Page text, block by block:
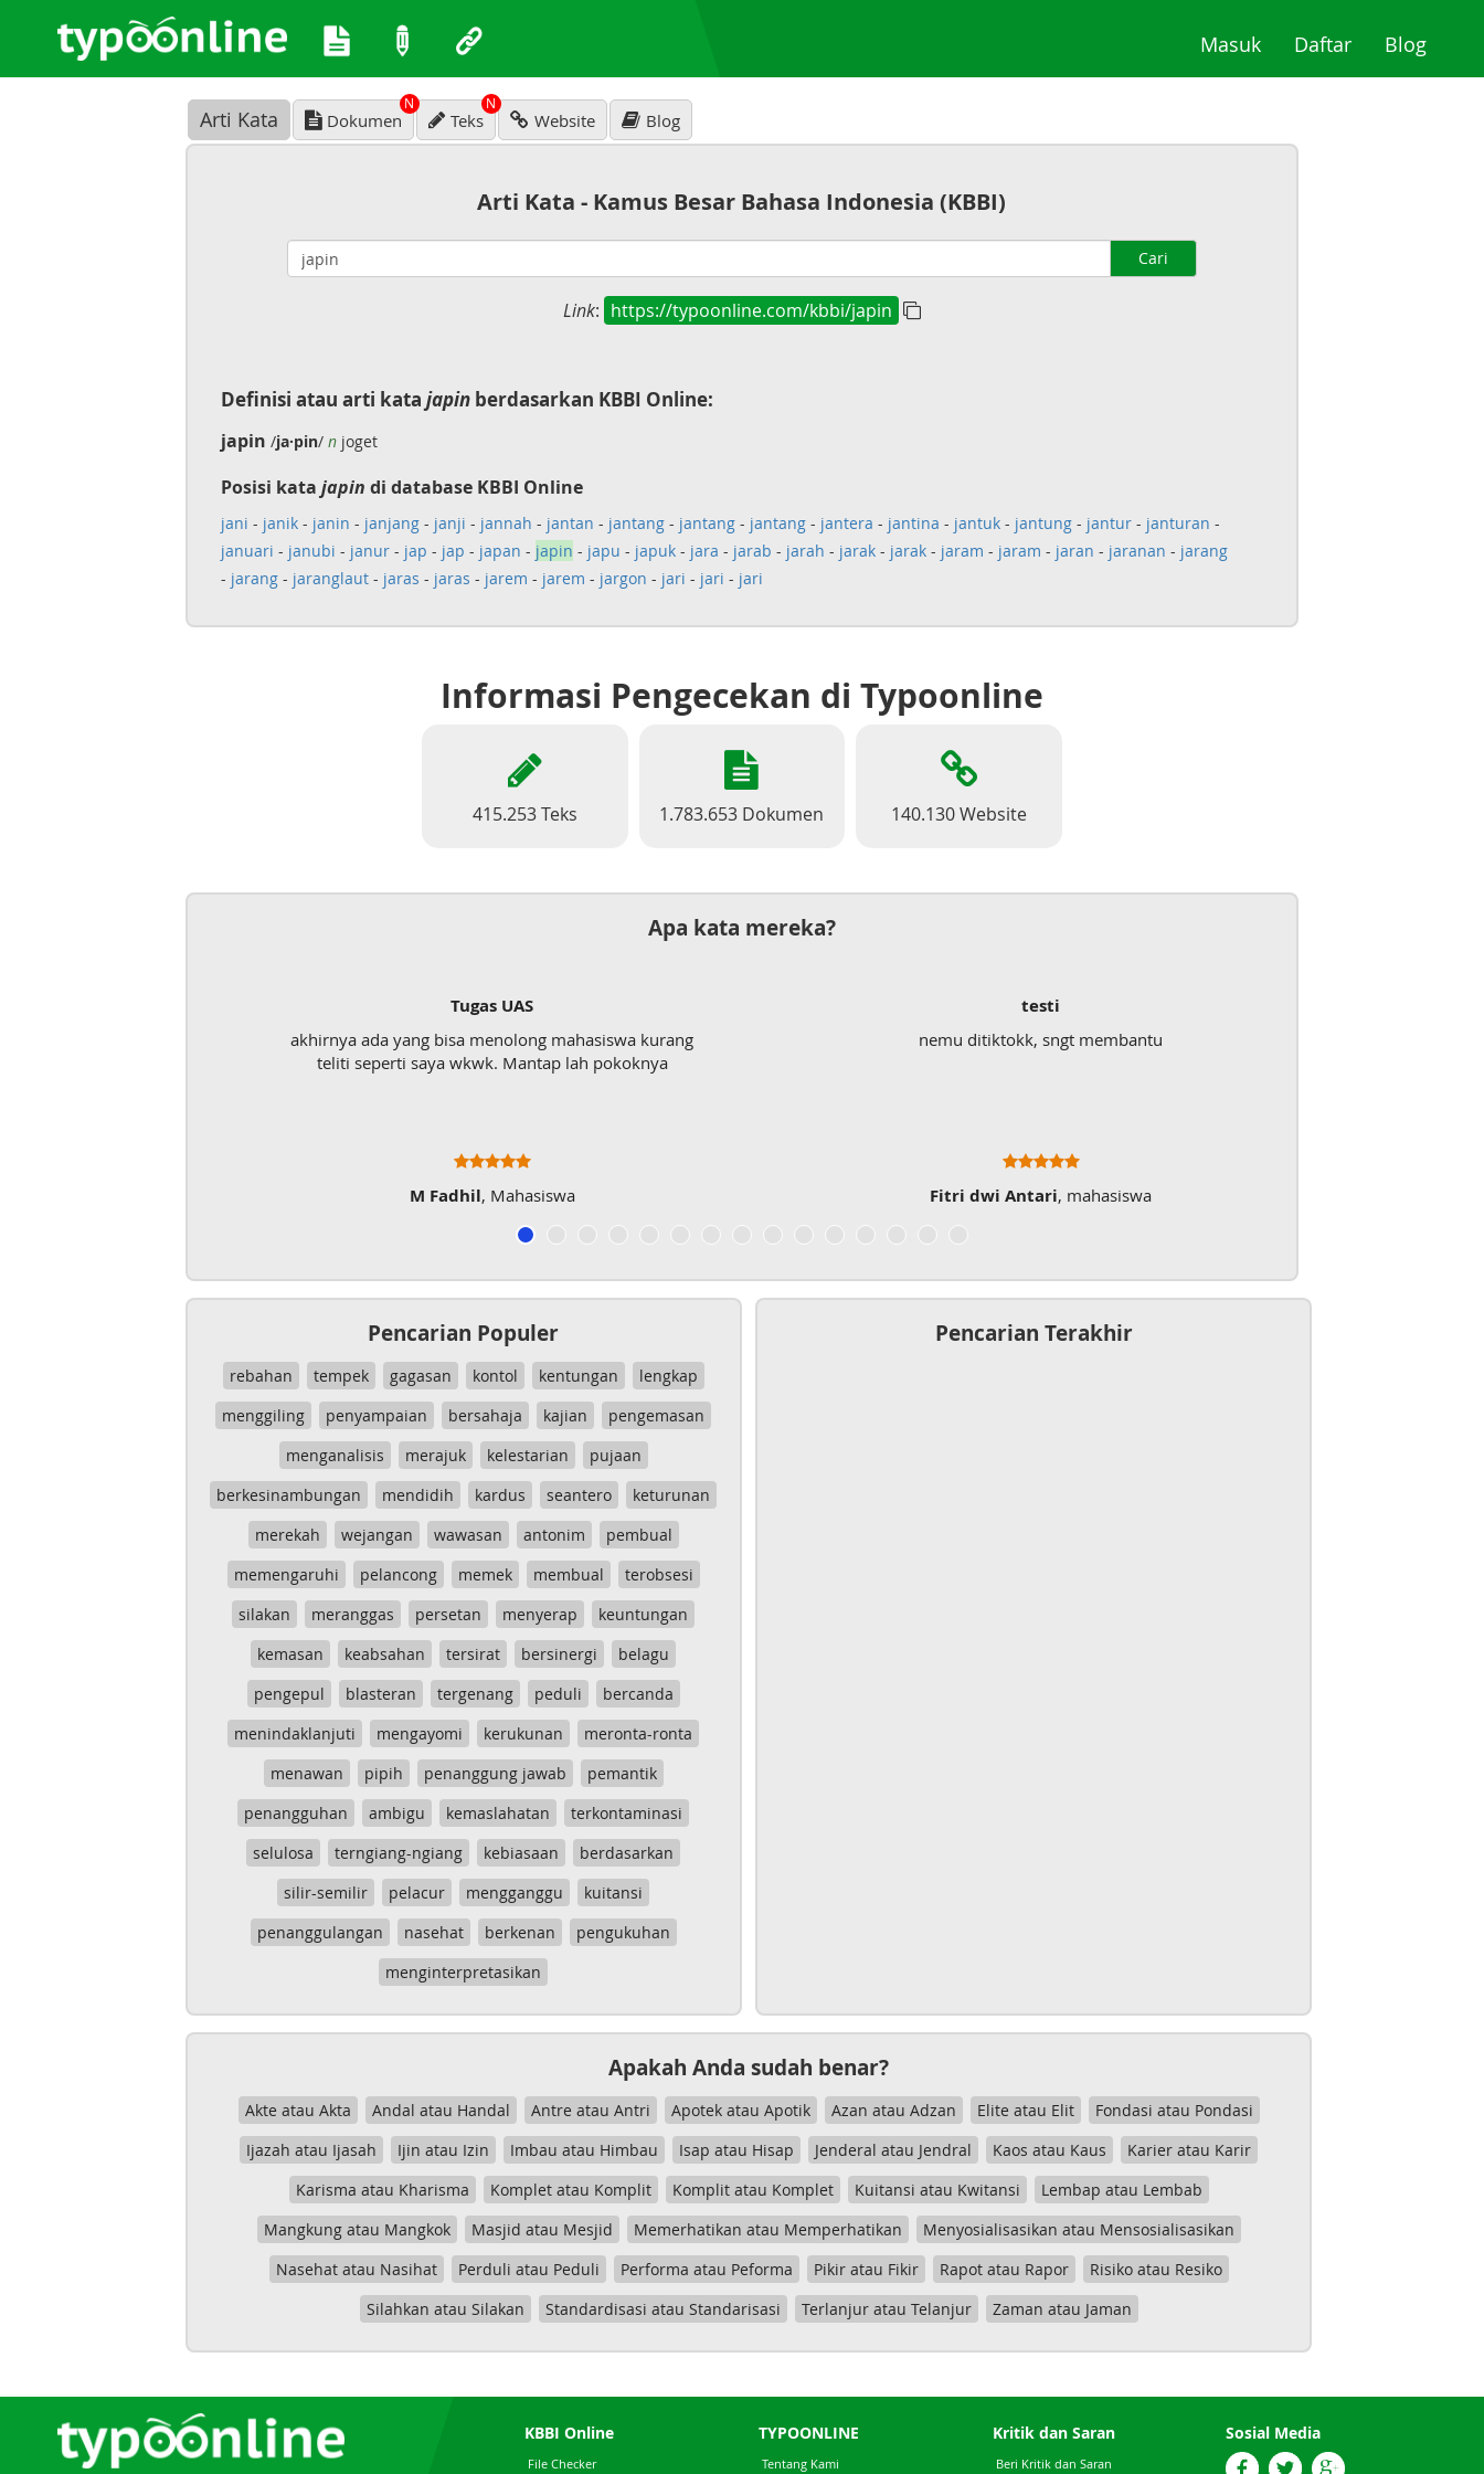
Masuk(current)
Daftar(current)
Blog
Arti Kata Dokumen
N
Teks
N
Website Blog
Arti Kata - Kamus Besar Bahasa Indonesia (KBBI)
Cari
Link: https://typoonline.com/kbbi/japin
Definisi atau arti kata japinberdasarkan KBBI Online:
japin /ja·pin/ njoget
Posisi kata japin di database KBBI Online
jani - janik- janin - janjang- janji - jannah - jantan - jantang- jantang- jantang- jantera - jantina - jantuk- jantung- jantur- janturan -
januari - janubi - janur- jap - jap - japan - japin - japu - japuk- jara - jarab - jarah - jarak- jarak- jaram - jaram - jaran - jaranan - jarang
- jarang- jaranglaut- jaras - jaras - jarem - jarem - jargon - jari - jari - jari
Informasi Pengecekan di Typoonline
415.253 Teks 1.783.653 Dokumen 140.130 Website
Apa kata mereka?
Tugas UAS
akhirnya ada yang bisa menolong mahasiswa kurang
teliti seperti saya wkwk. Mantap lah pokoknya
M Fadhil, Mahasiswa
testi
nemu ditiktokk, sngt membantu
Fitri dwi Antari, mahasiswa
Pencarian Populer
rebahan tempek gagasan kontol kentungan
lengkap
menggiling
penyampaian bersahaja kajian
pengemasan
menganalisis
merajuk kelestarian
pujaan
berkesinambungan
mendidih kardus seantero
keturunan
merekah
wejangan wawasan antonim
pembual
memengaruhi
pelancong memek membual
terobsesi
silakan
meranggas persetan menyerap
keuntungan
kemasan
keabsahan tersirat bersinergi
belagu
pengepul
blasteran tergenang peduli
bercanda
menindaklanjuti
mengayomi kerukunan
meronta-ronta
menawan
pipih penanggung jawab
pemantik
penangguhan
ambigu kemaslahatan
terkontaminasi
selulosa
terngiang-ngiang kebiasaan
berdasarkan
silir-semilir
pelacur mengganggu
kuitansi
penanggulangan
nasehat berkenan
pengukuhan
menginterpretasikan
Pencarian Terakhir
Apakah Anda sudah benar?
Akte atau Akta Andal atau Handal Antre atau Antri Apotek atau Apotik Azan atau Adzan Elite atau Elit
Fondasi atau Pondasi
Ijazah atau Ijasah
Ijin atau Izin Imbau atau Himbau Isap atau Hisap Jenderal atau Jendral Kaos atau Kaus
Karier atau Karir
Karisma atau Kharisma
Komplet atau Komplit Komplit atau Komplet Kuitansi atau Kwitansi
Lembap atau Lembab
Mangkung atau Mangkok
Masjid atau Mesjid Memerhatikan atau Memperhatikan
Menyosialisasikan atau Mensosialisasikan
Nasehat atau Nasihat
Perduli atau Peduli Performa atau Peforma Pikir atau Fikir Rapot atau Rapor
Risiko atau Resiko
Silahkan atau Silakan
Standardisasi atau Standarisasi Terlanjur atau Telanjur Zaman atau Jaman
KBBI Online
File Checker
TYPOONLINE
Tentang Kami
Kritik dan Saran
Beri Kritik dan Saran
Sosial Media